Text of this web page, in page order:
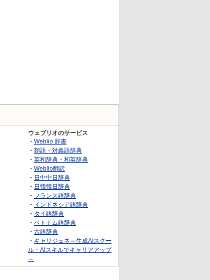
ウェブリオのサービス
・ Weblio 辞書
・ 類語・対義語辞典
・ 英和辞典・和英辞典
・ Weblio翻訳
・ 日中中日辞典
・ 日韓韓日辞典
・ フランス語辞典
・ インドネシア語辞典
・ タイ語辞典
・ ベトナム語辞典
・ 古語辞典
・ キャリジェネ～生成AIスクー
ル・AIスキルでキャリアアップ
～